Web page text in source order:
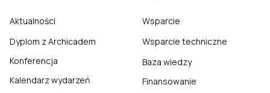
Aktualności
Dyplom z Archicadem
Konferencja
Kalendarz wydarzeń
Wsparcie
Wsparcie techniczne
Baza wiedzy
Finansowanie